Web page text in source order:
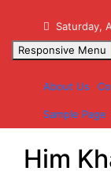
content
Saturday,
Responsive Menu
About Us
Sample Page
Him